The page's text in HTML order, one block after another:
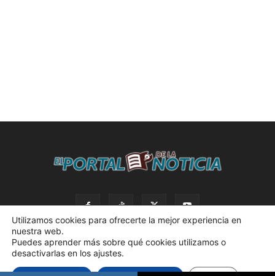
© 2023 El Portal de la Noticia. Todos los derechos reservados. |
Utilizamos cookies para ofrecerte la mejor experiencia en
nuestra web.
Puedes aprender más sobre qué cookies utilizamos o
desactivarlas en los ajustes.